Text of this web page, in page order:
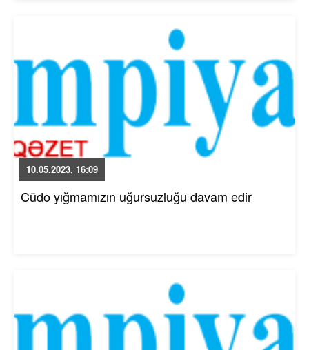
10.05.2023, 16:09
Cüdo yığmamızın uğursuzluğu davam edir